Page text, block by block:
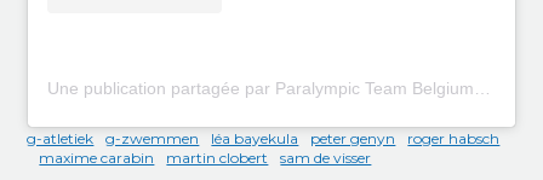
g-atletiek g-zwemmen léa bayekula peter genyn
roger habsch
maxime carabin
martin clobert sam de visser